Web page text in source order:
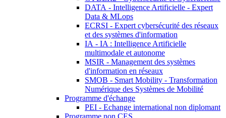
DATA - Intelligence Artificielle - Expert
Data & MLops
ECRSI - Expert cybersécurité des réseaux
et des systèmes d'information
IA - IA : Intelligence Artificielle
multimodale et autonome
MSIR - Management des systèmes
d'information en réseaux
SMOB - Smart Mobility - Transformation
Numérique des Systèmes de Mobilité
Programme d'échange
PEI - Echange international non diplomant
Programme non CES